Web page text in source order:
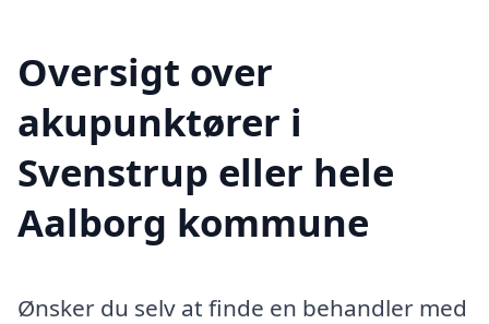
Oversigt over
akupunktører i
Svenstrup eller hele
Aalborg kommune
Ønsker du selv at finde en behandler med